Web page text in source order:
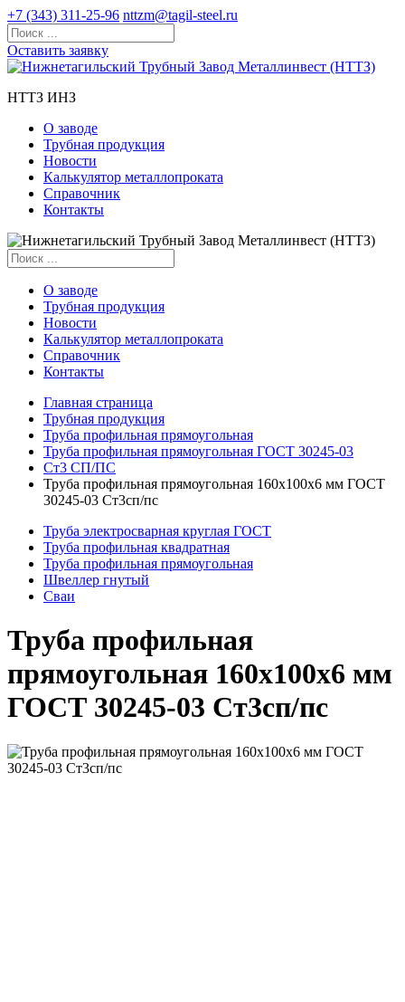
+7 (343) 311-25-96 nttzm@tagil-steel.ru
Оставить заявку
НТТЗ ИНЗ
О заводе
Трубная продукция
Новости
Калькулятор металлопроката
Справочник
Контакты
О заводе
Трубная продукция
Новости
Калькулятор металлопроката
Справочник
Контакты
Главная страница
Трубная продукция
Труба профильная прямоугольная
Труба профильная прямоугольная ГОСТ 30245-03
Ст3 СП/ПС
Труба профильная прямоугольная 160x100x6 мм ГОСТ
30245-03 Ст3сп/пс
Труба электросварная круглая ГОСТ
Труба профильная квадратная
Труба профильная прямоугольная
Швеллер гнутый
Сваи
Труба профильная
прямоугольная 160x100x6 мм
ГОСТ 30245-03 Ст3сп/пс